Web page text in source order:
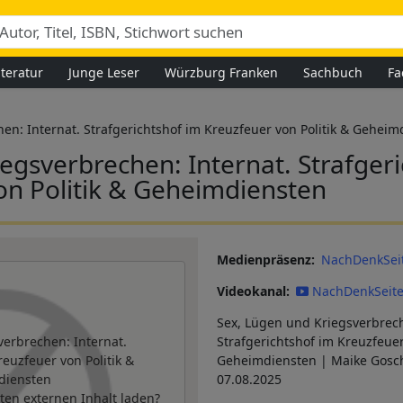
Junge Leser Würzburg Franken Sachbuch
Internat. Strafgerichtshof im Kreuzfeuer von Politik &
Internat.
Politik & Geheimdiensten
Internat.
von Politik &
externen Inhalt laden?
Medienpräsenz
Videokanal
Sex, Lügen und
Strafgerichtshof im
Geheimdiensten | Maike
07.08.2025